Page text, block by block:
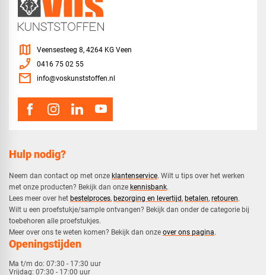
Hulp nodig?
Neem dan contact op met onze klantenservice. Wilt u tips over het werken
met onze producten? Bekijk dan onze kennisbank.
​Lees meer over het bestelproces, bezorging en levertijd, betalen, retouren.​
​Wilt u een proefstukje/sample ontvangen? Bekijk dan onder de categorie bij
toebehoren alle proefstukjes.
​​Meer over ons te weten komen? Bekijk dan onze over ons pagina.
Openingstijden
Ma t/m do: 07:30 - 17:30 uur
Vrijdag: 07:30 - 17:00 uur
map Veensesteeg 8, 4264 KG Veen
phone_enabled 0416 75 02 55
mail info@voskunststoffen.nl